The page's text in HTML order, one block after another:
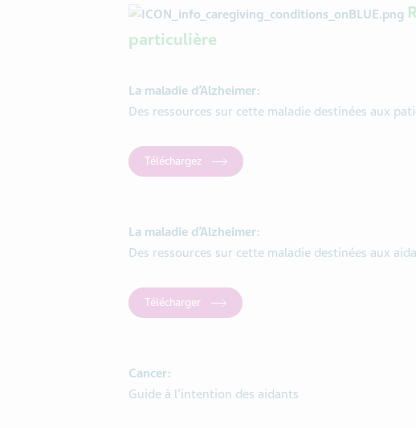
particulière
La maladie d’Alzheimer:
Des ressources sur cette maladie destinées aux
Téléchargez
La maladie d’Alzheimer:
Des ressources sur cette maladie destinées aux
Télécharger
Cancer:
Guide à l’intention des aidants